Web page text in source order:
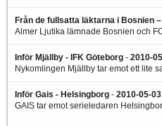
Från de fullsatta läktarna i Bosnien
Almer Ljutika lämnade Bosnien och
Inför Mjällby - IFK Göteborg - 2010-
Nykomlingen Mjällby tar emot ett lite
Inför Gais - Helsingborg - 2010-05-
GAIS tar emot serieledaren